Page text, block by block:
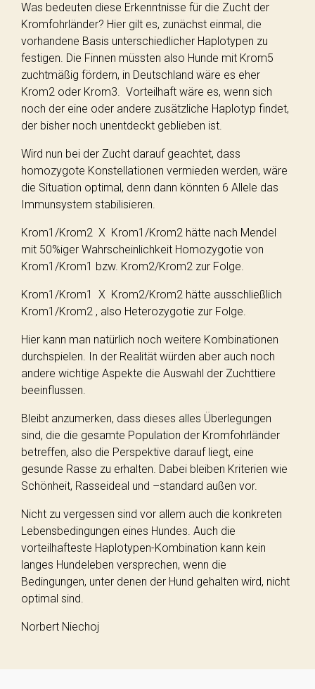
Was bedeuten diese Erkenntnisse für die Zucht der
Kromfohrländer? Hier gilt es, zunächst einmal, die
vorhandene Basis unterschiedlicher Haplotypen zu
festigen. Die Finnen müssten also Hunde mit Krom5
zuchtmäßig fördern, in Deutschland wäre es eher
Krom2 oder Krom3. Vorteilhaft wäre es, wenn sich
noch der eine oder andere zusätzliche Haplotyp findet,
der bisher noch unentdeckt geblieben ist.
Wird nun bei der Zucht darauf geachtet, dass
homozygote Konstellationen vermieden werden, wäre
die Situation optimal, denn dann könnten 6 Allele das
Immunsystem stabilisieren.
Krom1/Krom2 X Krom1/Krom2 hätte nach Mendel
mit 50%iger Wahrscheinlichkeit Homozygotie von
Krom1/Krom1 bzw. Krom2/Krom2 zur Folge.
Krom1/Krom1 X Krom2/Krom2 hätte ausschließlich
Krom1/Krom2 , also Heterozygotie zur Folge.
Hier kann man natürlich noch weitere Kombinationen
durchspielen. In der Realität würden aber auch noch
andere wichtige Aspekte die Auswahl der Zuchttiere
beeinflussen.
Bleibt anzumerken, dass dieses alles Überlegungen
sind, die die gesamte Population der Kromfohrländer
betreffen, also die Perspektive darauf liegt, eine
gesunde Rasse zu erhalten. Dabei bleiben Kriterien wie
Schönheit, Rasseideal und –standard außen vor.
Nicht zu vergessen sind vor allem auch die konkreten
Lebensbedingungen eines Hundes. Auch die
vorteilhafteste Haplotypen-Kombination kann kein
langes Hundeleben versprechen, wenn die
Bedingungen, unter denen der Hund gehalten wird, nicht
optimal sind.
Norbert Niechoj